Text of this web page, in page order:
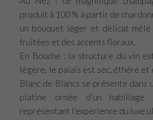
produit à 100 % à partir de
un bouquet léger et délicat mêlé
fruitées et des accents floraux.
En Bouche : la structure du vin
légère, le palais est sec, éthéré et
Blanc de Blancs se présente dans
platine ornée d’un
représentant l’expérience du luxe